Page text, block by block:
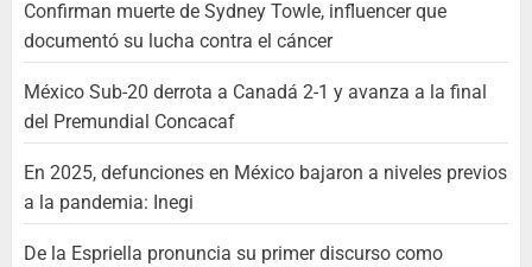
Confirman muerte de Sydney Towle, influencer que
documentó su lucha contra el cáncer
México Sub-20 derrota a Canadá 2-1 y avanza a la final
del Premundial Concacaf
En 2025, defunciones en México bajaron a niveles previos
a la pandemia: Inegi
De la Espriella pronuncia su primer discurso como